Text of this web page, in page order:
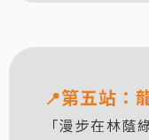
📍第五站：
「漫步在林蔭